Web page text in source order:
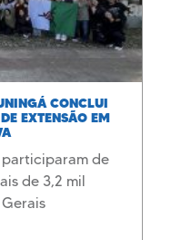
CONCLUI
EXTENSÃO EM
de
de 3,2 mil